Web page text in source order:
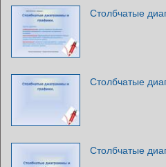
Столбчатые
Столбчатые
Столбчатые